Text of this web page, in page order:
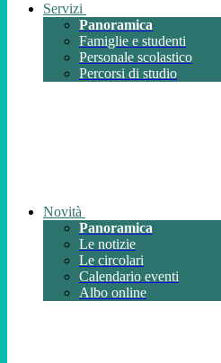
Servizi
Panoramica
Famiglie e studenti
Personale scolastico
Percorsi di studio
Novità
Panoramica
Le notizie
Le circolari
Calendario eventi
Albo online